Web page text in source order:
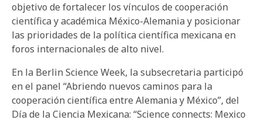
objetivo de fortalecer los vínculos de cooperación
científica y académica México-Alemania y posicionar
las prioridades de la política científica mexicana en
foros internacionales de alto nivel.
En la Berlin Science Week, la subsecretaria participó
en el panel “Abriendo nuevos caminos para la
cooperación científica entre Alemania y México”, del
Día de la Ciencia Mexicana: “Science connects: Mexico